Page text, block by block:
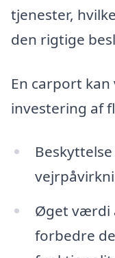
tjenester,
den rigtige
En carport
investering af
Øget værdi
forbedre